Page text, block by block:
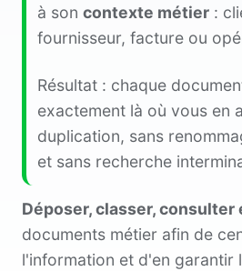
à son contexte métier :
fournisseur, facture ou
Résultat : chaque
exactement là où vous en
duplication, sans
et sans recherche
Déposer, classer,
documents métier afin de
l'information et d'en garantir